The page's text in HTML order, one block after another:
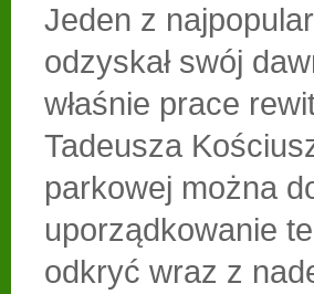
Jeden z
odzyskał swój
właśnie prace
Tadeusza
parkowej można
uporządkowanie
odkryć wraz z